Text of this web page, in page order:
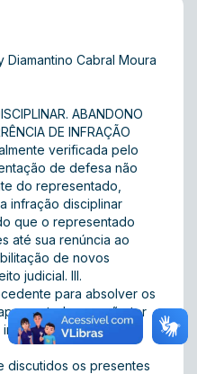
Diamantino Cabral Moura
ABANDONO
DE INFRAÇÃO
verificada pelo
de defesa não
do representado,
infração disciplinar
que o representado
até sua renúncia ao
de novos
judicial. III.
para absolver os
por não ter
disciplinar de
discutidos os presentes